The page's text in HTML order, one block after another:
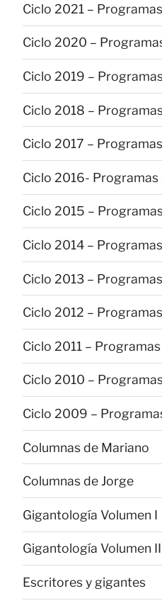
Ciclo 2021 –
Ciclo 2020 –
Ciclo 2019 –
Ciclo 2018 –
Ciclo 2017 –
Ciclo 2016-
Ciclo 2015 –
Ciclo 2014 –
Ciclo 2013 –
Ciclo 2012 –
Ciclo 2011 – Programas
Ciclo 2010 –
Ciclo 2009 –
Columnas de Mariano
Columnas de Jorge
Gigantología Volumen I
Gigantología Volumen II
Escritores y gigantes